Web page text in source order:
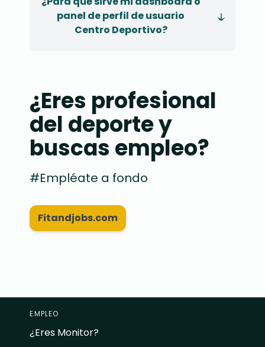
panel de perfil de usuario
Centro Deportivo?
¿Eres profesional
del deporte y
buscas empleo?
#Empléate a fondo
Fitandjobs.com
EMPLEO
¿Eres Monitor?